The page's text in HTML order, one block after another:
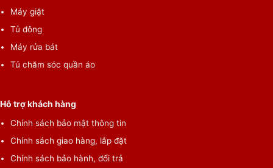
Máy giặt
Tủ đông
Máy rửa bát
Tủ chăm sóc quần áo
Hỗ trợ khách hàng
Chính sách bảo mật thông tin
Chính sách giao hàng, lắp đặt
Chính sách bảo hành, đổi trả